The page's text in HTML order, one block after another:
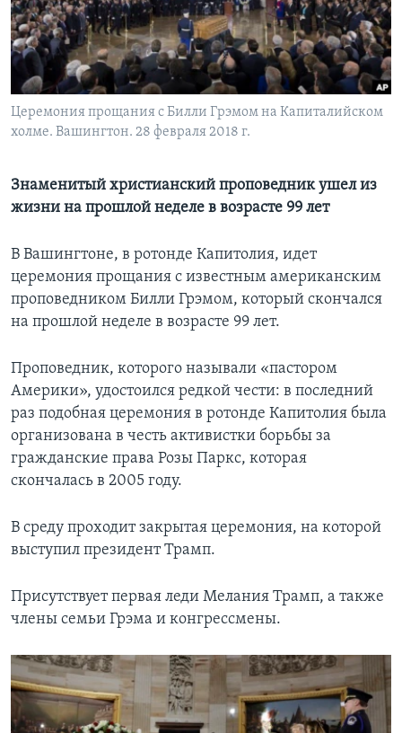
Learning English
СОЦИАЛЬНЫЕ СЕТИ
Церемония прощания с Билли Грэмом на Капиталийском
холме. Вашингтон. 28 февраля 2018 г.
Знаменитый христианский проповедник ушел из
жизни на прошлой неделе в возрасте 99 лет
В Вашингтоне, в ротонде Капитолия, идет
церемония прощания с известным американским
проповедником Билли Грэмом, который скончался
на прошлой неделе в возрасте 99 лет.
Проповедник, которого называли «пастором
Америки», удостоился редкой чести: в последний
раз подобная церемония в ротонде Капитолия была
организована в честь активистки борьбы за
гражданские права Розы Паркс, которая
скончалась в 2005 году.
В среду проходит закрытая церемония, на которой
выступил президент Трамп.
Присутствует первая леди Мелания Трамп, а также
члены семьи Грэма и конгрессмены.